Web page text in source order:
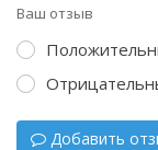
Ваш отзыв
Добавить